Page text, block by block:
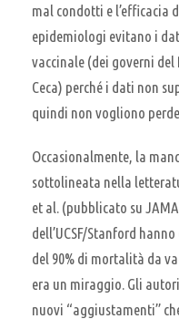
mal condotti e l’efficacia
epidemiologi evitano i
vaccinale (dei governi del
Ceca) perché i dati non
quindi non vogliono
Occasionalmente, la
sottolineata nella
et al. (pubblicato su
dell’UCSF/Stanford
del 90% di mortalità da
era un miraggio. Gli
nuovi “aggiustamenti”